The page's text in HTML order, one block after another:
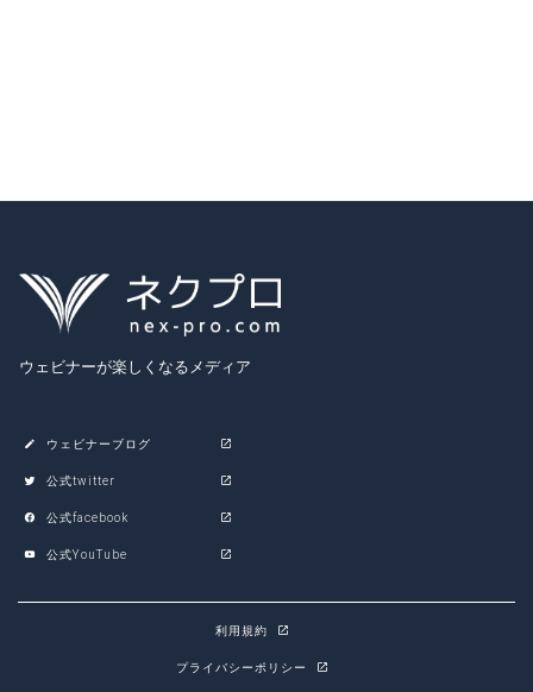
ウェビナーが楽しくなるメディア
ウェビナーブログ
公式twitter
公式facebook
公式YouTube
利用規約
プライバシーポリシー